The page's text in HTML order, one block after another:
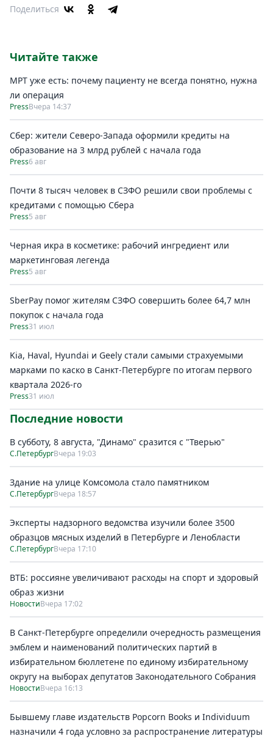
Поделиться
Читайте также
МРТ уже есть: почему пациенту не всегда понятно, нужна
ли операция
PressВчера 14:37
Сбер: жители Северо-Запада оформили кредиты на
образование на 3 млрд рублей с начала года
Press6 авг
Почти 8 тысяч человек в СЗФО решили свои проблемы с
кредитами с помощью Сбера
Press5 авг
Черная икра в косметике: рабочий ингредиент или
маркетинговая легенда
Press5 авг
SberPay помог жителям СЗФО совершить более 64,7 млн
покупок c начала года
Press31 июл
Kia, Haval, Hyundai и Geely стали самыми страхуемыми
марками по каско в Санкт-Петербурге по итогам первого
квартала 2026-го
Press31 июл
Последние новости
В субботу, 8 августа, "Динамо" сразится с "Тверью"
С.ПетербургВчера 19:03
Здание на улице Комсомола стало памятником
С.ПетербургВчера 18:57
Эксперты надзорного ведомства изучили более 3500
образцов мясных изделий в Петербурге и Ленобласти
С.ПетербургВчера 17:10
ВТБ: россияне увеличивают расходы на спорт и здоровый
образ жизни
НовостиВчера 17:02
В Санкт-Петербурге определили очередность размещения
эмблем и наименований политических партий в
избирательном бюллетене по единому избирательному
округу на выборах депутатов Законодательного Собрания
НовостиВчера 16:13
Бывшему главе издательств Popcorn Books и Individuum
назначили 4 года условно за распространение литературы